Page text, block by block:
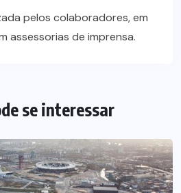
pelos colaboradores, em
assessorias de imprensa.
se interessar